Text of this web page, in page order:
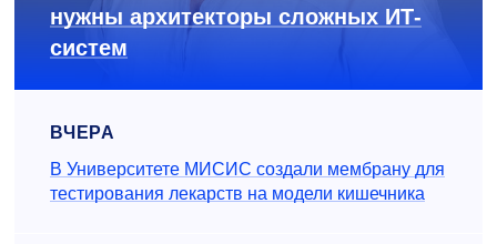
нужны архитекторы сложных ИТ-
систем
ВЧЕРА
В Университете МИСИС создали мембрану для
тестирования лекарств на модели кишечника